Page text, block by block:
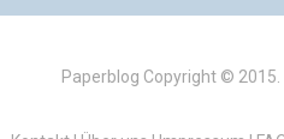
Paperblog Copyright © 2015.